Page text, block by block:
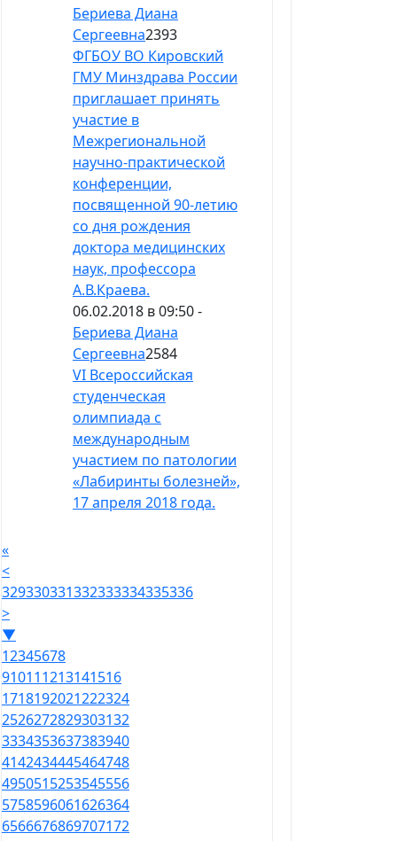
Бериева Диана
Сергеевна2393
ФГБОУ ВО Кировский
ГМУ Минздрава России
приглашает принять
участие в
Межрегиональной
научно-практической
конференции,
посвященной 90-летию
со дня рождения
доктора медицинских
наук, профессора
А.В.Краева.
06.02.2018 в 09:50 -
Бериева Диана
Сергеевна2584
VI Всероссийская
студенческая
олимпиада с
международным
участием по патологии
«Лабиринты болезней»,
17 апреля 2018 года.
«
<
329330331332333334335336
>
▼
12345678
910111213141516
1718192021222324
2526272829303132
3334353637383940
4142434445464748
4950515253545556
5758596061626364
6566676869707172